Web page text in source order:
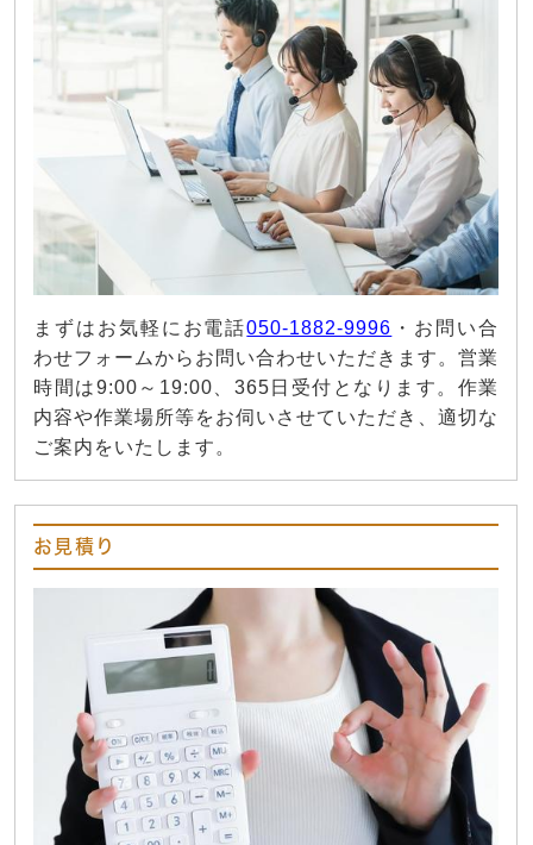
まずはお気軽にお電話050-1882-9996 ・お問い合
わせフォームからお問い合わせいただきます。営業
時間は9:00～19:00、365日受付となります。作業
内容や作業場所等をお伺いさせていただき、適切な
ご案内をいたします。
お見積り